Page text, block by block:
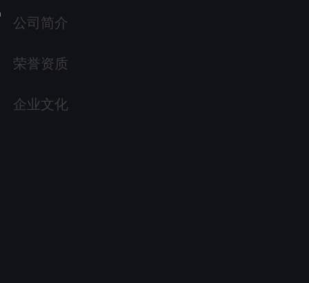
公司简介
荣誉资质
企业文化